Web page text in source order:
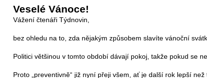
Veselé Vánoce!
Vážení čtenáři Týdnovin,
bez ohledu na to, zda nějakým způsobem slavíte vánoční
Politici většinou v tomto období dávají pokoj, takže pokud se
Proto „preventivně“ již nyní přeji všem, ať je další rok lepší